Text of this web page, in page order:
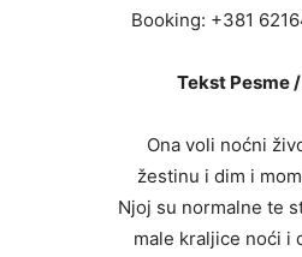
Booking: +381
Tekst Pesme
Ona voli noćni
žestinu i dim i
Njoj su normalne te
male kraljice noći i